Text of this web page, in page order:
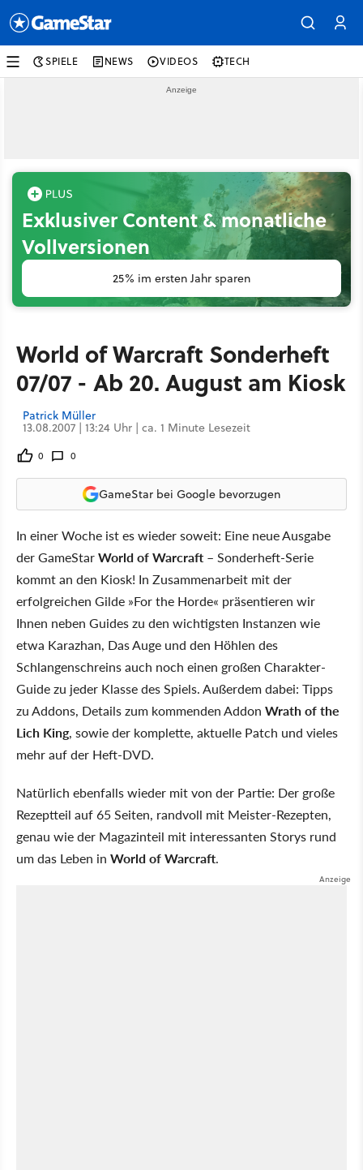
SPIELE NEWS VIDEOS TECH
Exklusiver Content & monatliche
Vollversionen
25% im ersten Jahr sparen
World of Warcraft Sonderheft
07/07 - Ab 20. August am Kiosk
Patrick Müller
13.08.2007 | 13:24 Uhr | ca. 1 Minute Lesezeit
0 0
GameStar bei Google bevorzugen
In einer Woche ist es wieder soweit: Eine neue Ausgabe
der GameStarWorld of Warcraft – Sonderheft-Serie
kommt an den Kiosk! In Zusammenarbeit mit der
erfolgreichen Gilde »For the Horde« präsentieren wir
Ihnen neben Guides zu den wichtigsten Instanzen wie
etwa Karazhan, Das Auge und den Höhlen des
Schlangenschreins auch noch einen großen Charakter-
Guide zu jeder Klasse des Spiels. Außerdem dabei: Tipps
zu Addons, Details zum kommenden Addon Wrath of the
Lich King, sowie der komplette, aktuelle Patch und vieles
mehr auf der Heft-DVD.
Natürlich ebenfalls wieder mit von der Partie: Der große
Rezeptteil auf 65 Seiten, randvoll mit Meister-Rezepten,
genau wie der Magazinteil mit interessanten Storys rund
um das Leben in World of Warcraft.